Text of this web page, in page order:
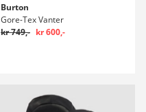
Burton
Gore-Tex Vanter
kr 749,- kr 600,-